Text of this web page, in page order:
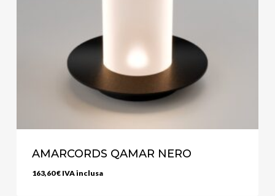
AMARCORDS QAMAR NERO
163,60€ IVA inclusa